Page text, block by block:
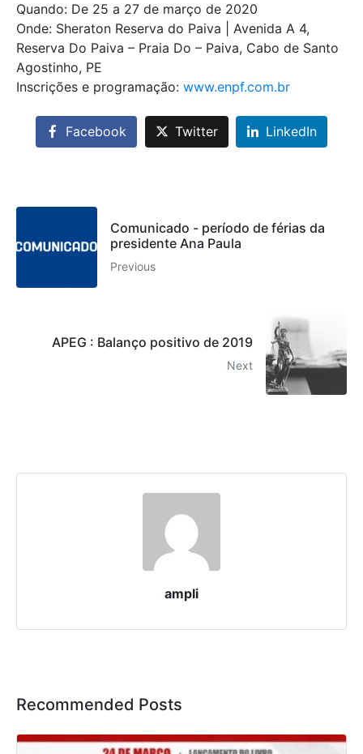
Quando: De 25 a 27 de março de 2020
Onde: Sheraton Reserva do Paiva | Avenida A 4,
Reserva Do Paiva – Praia Do – Paiva, Cabo de Santo
Agostinho, PE
Inscrições e programação: www.enpf.com.br
Facebook Twitter LinkedIn
Comunicado - período de férias da
presidente Ana Paula
Previous
APEG : Balanço positivo de 2019
Next
ampli
Recommended Posts